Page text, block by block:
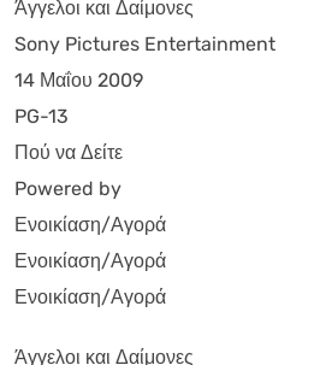
Άγγελοι και Δαίμονες
Sony Pictures Entertainment
14 Μαΐου 2009
PG-13
Πού να Δείτε
Powered by
Ενοικίαση/Αγορά
Ενοικίαση/Αγορά
Ενοικίαση/Αγορά
Άγγελοι και Δαίμονες